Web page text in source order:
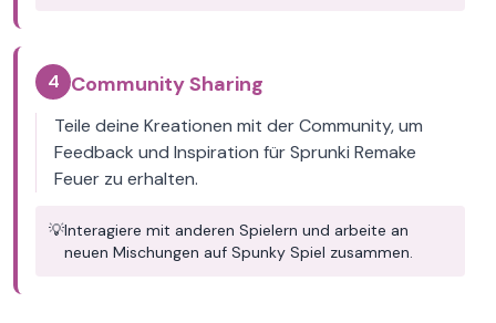
4 Community Sharing
Teile deine Kreationen mit der Community, um
Feedback und Inspiration für Sprunki Remake
Feuer zu erhalten.
💡Interagiere mit anderen Spielern und arbeite an
neuen Mischungen auf Spunky Spiel zusammen.